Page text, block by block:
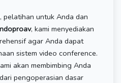
untuk Anda dan
, kami menyediakan
agar Anda dapat
sistem video conference.
akan membimbing Anda
pengoperasian dasar